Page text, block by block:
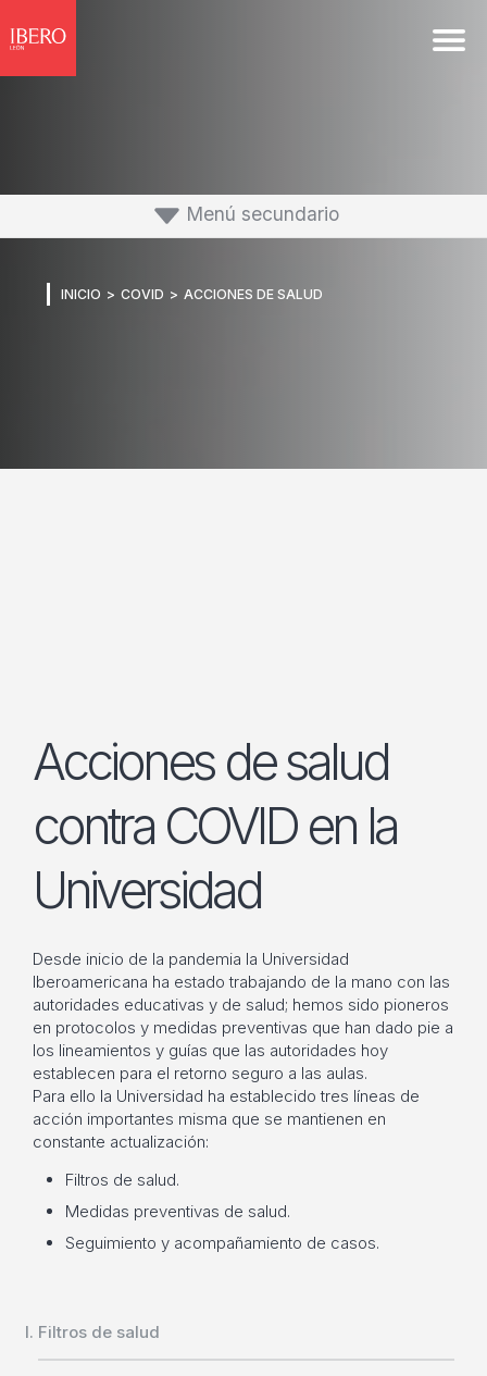
Menú secundario
Comunicados
INICIO COVID ACCIONES DE SALUD
Acciones de salud
contra COVID en la
Universidad
Desde inicio de la pandemia la Universidad
Iberoamericana ha estado trabajando de la mano con las
autoridades educativas y de salud; hemos sido pioneros
en protocolos y medidas preventivas que han dado pie a
los lineamientos y guías que las autoridades hoy
establecen para el retorno seguro a las aulas.
Para ello la Universidad ha establecido tres líneas de
acción importantes misma que se mantienen en
constante actualización:
Filtros de salud.
Medidas preventivas de salud.
Seguimiento y acompañamiento de casos.
Filtros de salud